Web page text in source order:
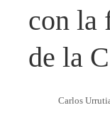
con la
de la
Carlos